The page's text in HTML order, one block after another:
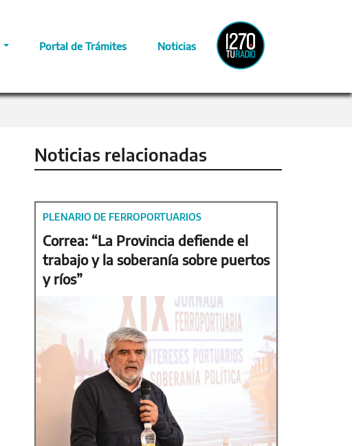
Portal de Trámites Noticias
Radio
Provincia
Noticias relacionadas
PLENARIO DE FERROPORTUARIOS
Correa: “La Provincia defiende el
trabajo y la soberanía sobre puertos
y ríos”